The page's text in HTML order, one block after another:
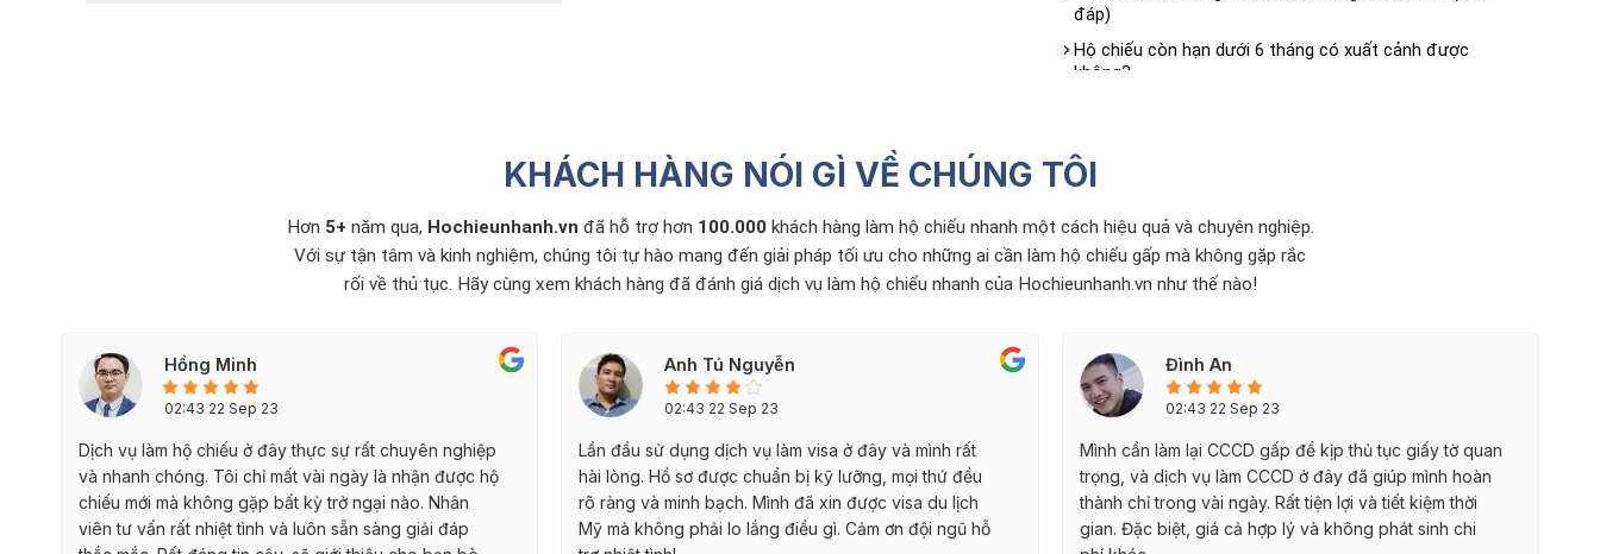
Hướng dẫn 3 cách tra cứu hồ sơ hộ chiếu online
đáp)
Hộ chiếu còn hạn dưới 6 tháng có xuất cảnh được
không?
Dịch Vụ Tư Vấn Làm Căn Cước Lấy Nhanh Toàn Quốc
KHÁCH HÀNG NÓI GÌ VỀ CHÚNG TÔI
Hơn 5+ năm qua, Hochieunhanh.vn đã hỗ trợ hơn 100.000khách hàng làm hộ chiếu nhanh một cách hiệu quả và chuyên nghiệp.
Với sự tận tâm và kinh nghiệm, chúng tôi tự hào mang đến giải pháp tối ưu cho những ai cần làm hộ chiếu gấp mà không gặp rắc
rối về thủ tục. Hãy cùng xem khách hàng đã đánh giá dịch vụ làm hộ chiếu nhanh của Hochieunhanh.vn như thế nào!
Hồng Minh
02:43 22 Sep 23
Dịch vụ làm hộ chiếu ở đây thực sự rất chuyên nghiệp
và nhanh chóng. Tôi chỉ mất vài ngày là nhận được hộ
chiếu mới mà không gặp bất kỳ trở ngại nào. Nhân
viên tư vấn rất nhiệt tình và luôn sẵn sàng giải đáp
Anh Tú Nguyễn
02:43 22 Sep 23
Lần đầu sử dụng dịch vụ làm visa ở đây và mình rất
hài lòng. Hồ sơ được chuẩn bị kỹ lưỡng, mọi thứ đều
rõ ràng và minh bạch. Mình đã xin được visa du lịch
Mỹ mà không phải lo lắng điều gì. Cảm ơn đội ngũ hỗ
Đình An
02:43 22 Sep 23
Mình cần làm lại CCCD gấp để kịp thủ tục giấy tờ quan
trọng, và dịch vụ làm CCCD ở đây đã giúp mình hoàn
thành chỉ trong vài ngày. Rất tiện lợi và tiết kiệm thời
gian. Đặc biệt, giá cả hợp lý và không phát sinh chi